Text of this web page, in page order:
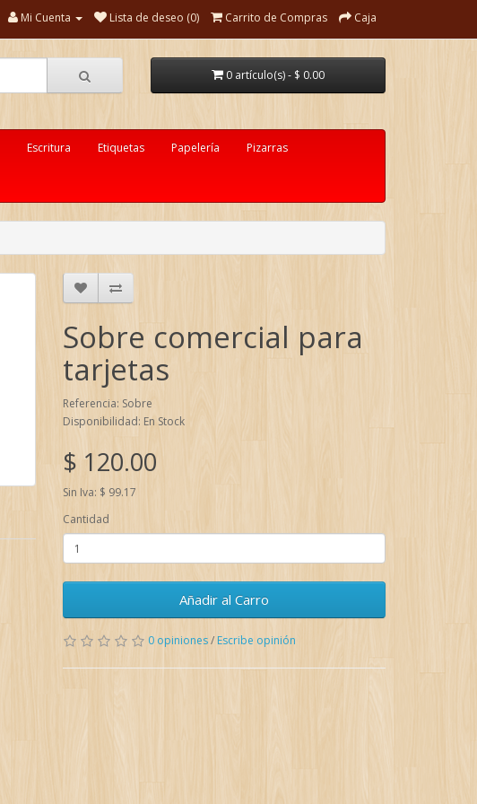
Mi Cuenta Lista de deseo (0) Carrito de Compras Caja
0 artículo(s) - $ 0.00
Escritura Etiquetas Papelería Pizarras
Sobre comercial para
tarjetas
Referencia: Sobre
Disponibilidad: En Stock
$ 120.00
Sin Iva: $ 99.17
Cantidad
Añadir al Carro
0 opiniones/ Escribe opinión